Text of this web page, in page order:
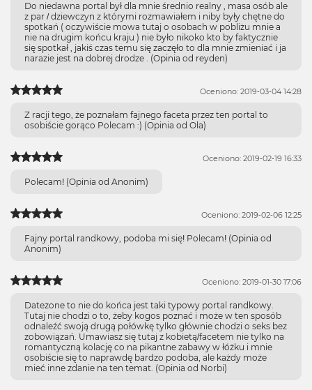
Do niedawna portal był dla mnie średnio realny , masa osób ale
z par / dziewczyn z którymi rozmawiałem i niby były chętne do
spotkań ( oczywiście mowa tutaj o osobach w pobliżu mnie a
nie na drugim końcu kraju ) nie było nikoko kto by faktycznie
się spotkał , jakiś czas temu się zaczęło to dla mnie zmieniać i ja
narazie jest na dobrej drodze . (Opinia od reyden)
Oceniono: 2019-03-04 14:28
Z racji tego, że poznałam fajnego faceta przez ten portal to
osobiście gorąco Polecam :) (Opinia od Ola)
Oceniono: 2019-02-19 16:33
Polecam! (Opinia od Anonim)
Oceniono: 2019-02-06 12:25
Fajny portal randkowy, podoba mi się! Polecam! (Opinia od
Anonim)
Oceniono: 2019-01-30 17:06
Datezone to nie do końca jest taki typowy portal randkowy.
Tutaj nie chodzi o to, żeby kogos poznać i może w ten sposób
odnaleźć swoją drugą połówkę tylko głównie chodzi o seks bez
zobowiązań. Umawiasz się tutaj z kobietą/facetem nie tylko na
romantyczną kolację co na pikantne zabawy w łóżku i mnie
osobiście się to naprawdę bardzo podoba, ale każdy może
mieć inne zdanie na ten temat. (Opinia od Norbi)